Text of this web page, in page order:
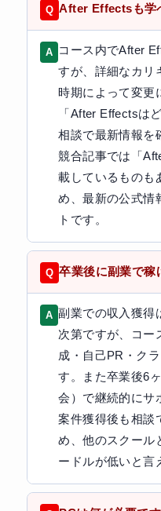
After Effectsも学
コース内でAfter
すが、詳細なカリ
時期によって変更
「After Effectsは
相談で最新情報を
競合記事では「
載しているものも
め、最新の公式情
トです。
卒業後に副業で稼
副業での収入獲得
次第ですが、コー
成・自己PR・ク
す。また卒業後6
会）で継続的にサ
案件獲得後も相談
め、他のスクール
ードルが低いと言